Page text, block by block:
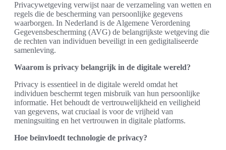
Privacywetgeving verwijst naar de verzameling van wetten en
regels die de bescherming van persoonlijke gegevens
waarborgen. In Nederland is de Algemene Verordening
Gegevensbescherming (AVG) de belangrijkste wetgeving die
de rechten van individuen beveiligt in een gedigitaliseerde
samenleving.
Waarom is privacy belangrijk in de digitale wereld?
Privacy is essentieel in de digitale wereld omdat het
individuen beschermt tegen misbruik van hun persoonlijke
informatie. Het behoudt de vertrouwelijkheid en veiligheid
van gegevens, wat cruciaal is voor de vrijheid van
meningsuiting en het vertrouwen in digitale platforms.
Hoe beïnvloedt technologie de privacy?